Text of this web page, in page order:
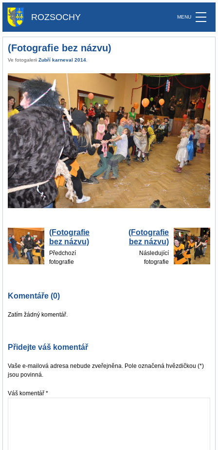
ROZSOCHY
(Fotografie bez názvu)
Ve fotogalerii Zubří karneval 2014
(Fotografie
bez názvu)
Předchozí
fotografie
(Fotografie
bez názvu)
Následující
fotografie
Komentáře (0)
Zatím žádný komentář.
Přidejte váš komentář
Vaše e-mailová adresa nebude zveřejněna. Pole označená hvězdičkou (*)
jsou povinná.
Váš komentář *